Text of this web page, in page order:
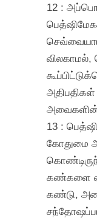
12 :
விலகாமல்,
அவைகளின்
13 :
கோதுமை
கண்களை
கண்டு,